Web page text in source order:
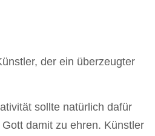
der ein überzeugter
sollte natürlich dafür
damit zu ehren. Künstler